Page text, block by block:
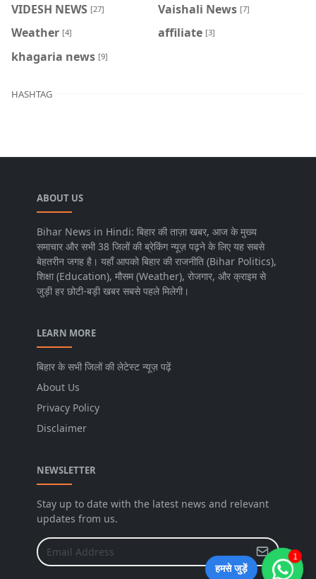
VIDESH NEWS [27] Vaishali News [7]
Weather [4] affiliate [3]
khagaria news [9]
HASHTAG
ABOUT US
Bihar News in Hindi: बिहार की ताज़ा खबर, आज के मुख्य
समाचार और सभी 38 जिलों की ब्रेकिंग न्यूज़ पढ़ने के लिए यह सबसे
बेहतरीन जगह है। यहाँ आपको बिहार की राजनीति (Bihar Politics),
शिक्षा (Education), मौसम (Weather), रोजगार, और क्राइम से
जुड़ी हर छोटी-बड़ी खबर सबसे पहले मिलेगी।
LEARN MORE
बिहार के सभी जिलों की लेटेस्ट न्यूज़ पढ़ें
About Us
Privacy Policy
Disclaimer
NEWSLETTER
Stay up to date with the latest news and relevant
updates from us.
हमसे जुड़ें
1